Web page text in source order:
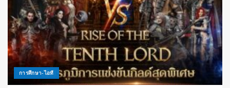
การศึกษา-ไอที